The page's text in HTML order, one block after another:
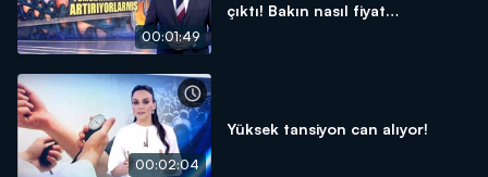
00:01:49
çıktı! Bakın nasıl fiyat
00:02:04
Yüksek tansiyon can alıyor!